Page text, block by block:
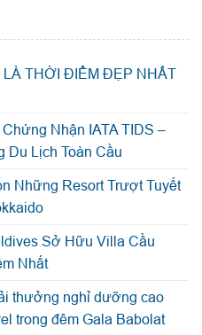
LÀ THỜI ĐIỂM ĐẸP NHẤT
Nhận IATA TIDS –
Du Lịch Toàn Cầu
Những Resort Trượt Tuyết
Sở Hữu Villa Cầu
Nhất
thưởng nghỉ dưỡng cao
trong đêm Gala Babolat